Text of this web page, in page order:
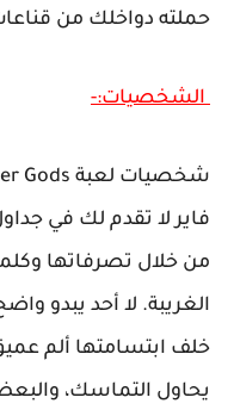
حملته دواخلك من
الشخصيات:-
فاير لا تقدم لك في
من خلال تصرفاتها
الغريبة. لا أحد يبدو
خلف ابتسامتها ألم
يحاول التماسك،